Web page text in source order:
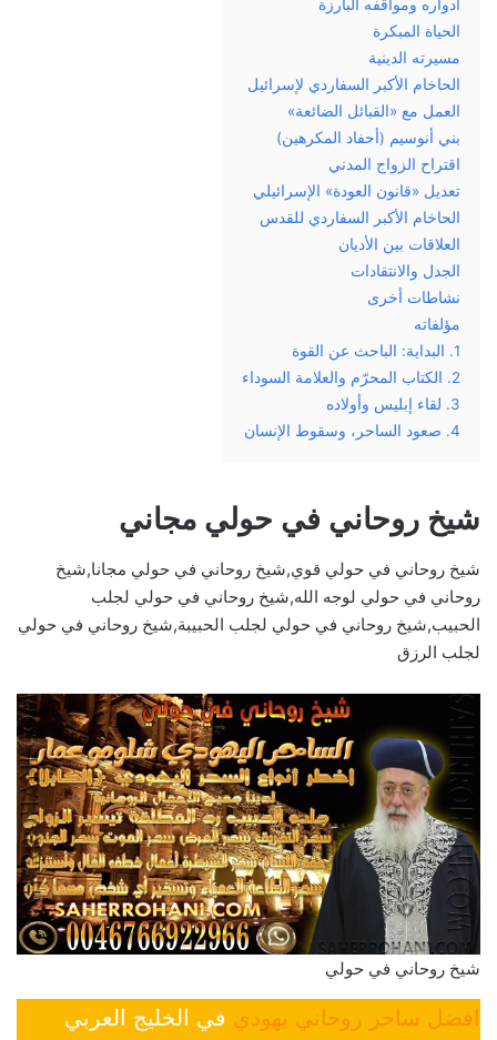
أدواره ومواقفه البارزة
الحياة المبكرة
مسيرته الدينية
الحاخام الأكبر السفاردي لإسرائيل
العمل مع «القبائل الضائعة»
بني أنوسيم (أحفاد المكرهين)
اقتراح الزواج المدني
تعديل «قانون العودة» الإسرائيلي
الحاخام الأكبر السفاردي للقدس
العلاقات بين الأديان
الجدل والانتقادات
نشاطات أخرى
مؤلفاته
1. البداية: الباحث عن القوة
2. الكتاب المحرّم والعلامة السوداء
3. لقاء إبليس وأولاده
4. صعود الساحر، وسقوط الإنسان
شيخ روحاني في حولي مجاني
شيخ روحاني في حولي قوي,شيخ روحاني في حولي مجانا,شيخ
روحاني في حولي لوجه الله,شيخ روحاني في حولي لجلب
الحبيب,شيخ روحاني في حولي لجلب الحبيبة,شيخ روحاني في حولي
لجلب الرزق
شيخ روحاني في حولي
افضل ساحر روحاني يهودي في الخليج العربي